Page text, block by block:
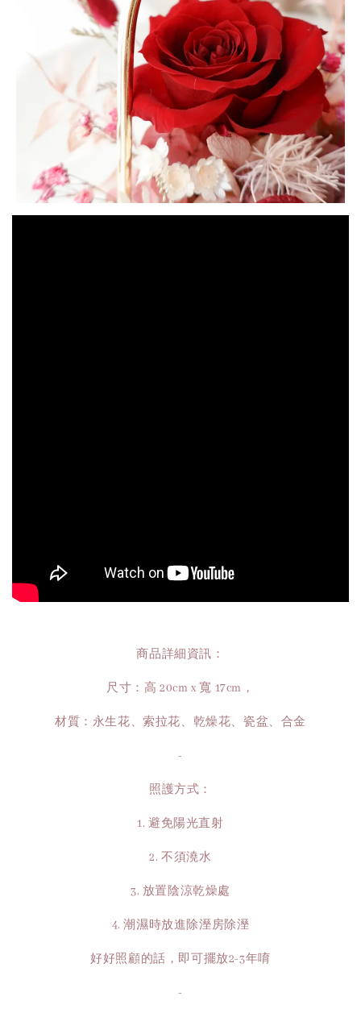
商品詳細資訊：
尺寸：高 20cm x 寬 17cm，
材質：永生花、索拉花、乾燥花、瓷盆、合金
-
照護方式：
1. 避免陽光直射
2. 不須澆水
3. 放置陰涼乾燥處
4. 潮濕時放進除溼房除溼
好好照顧的話，即可擺放2-3年唷
-